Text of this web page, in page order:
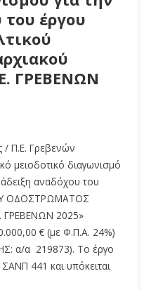
του έργου
ΓΡΕΒΕΝΩΝ
/ Π.Ε. Γρεβενών
μειοδοτικό διαγωνισμό
αναδόχου του
ΟΔΟΣΤΡΩΜΑΤΟΣ
ΓΡΕΒΕΝΩΝ 2025»
€ (με Φ.Π.Α. 24%)
α/α 219873). Το έργο
441 και υπόκειται